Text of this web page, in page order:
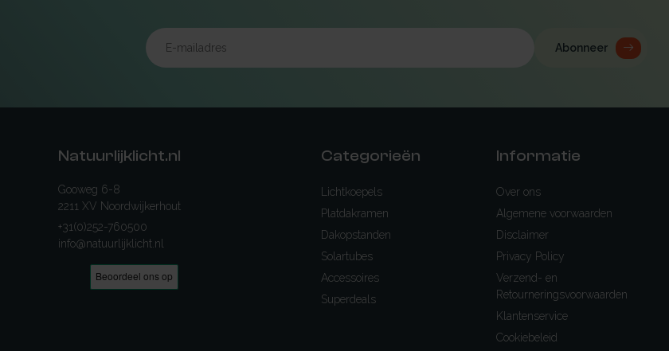
Abonneer
Natuurlijklicht.nl
Gooweg 6-8
2211 XV Noordwijkerhout
+31(0)252-760500
info@natuurlijklicht.nl
Categorieën
Lichtkoepels
Platdakramen
Dakopstanden
Solartubes
Accessoires
Superdeals
Informatie
Over ons
Algemene voorwaarden
Disclaimer
Privacy Policy
Verzend- en
Retourneringsvoorwaarden
Klantenservice
Cookiebeleid